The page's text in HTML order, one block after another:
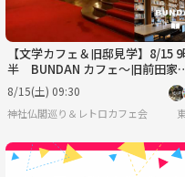
【文学カフェ＆旧邸見学】8/15
半 BUNDAN カフェ～旧前田家
邸！【常連者参加費還元！】
8/15(土) 09:30
神社仏閣巡り＆レトロカフェ会